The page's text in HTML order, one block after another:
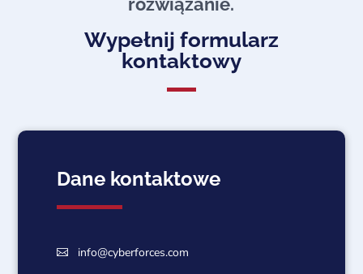
Wypełnij formularz
kontaktowy
Dane kontaktowe
 info@cyberforces.com